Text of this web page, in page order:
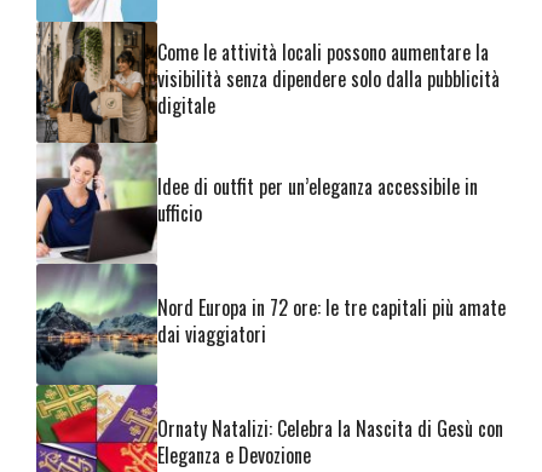
Come le attività locali possono aumentare la
visibilità senza dipendere solo dalla pubblicità
digitale
Idee di outfit per un’eleganza accessibile in
ufficio
Nord Europa in 72 ore: le tre capitali più amate
dai viaggiatori
Ornaty Natalizi: Celebra la Nascita di Gesù con
Eleganza e Devozione